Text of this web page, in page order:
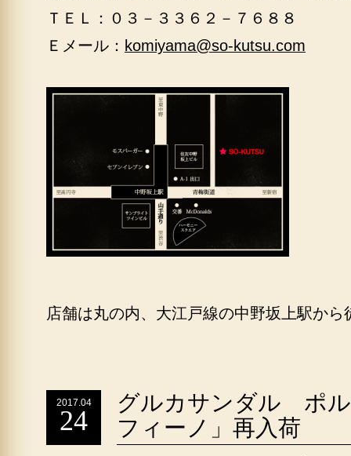
ＴＥＬ：０３－３３６２－７６８８
Ｅメール： komiyama@so-kutsu.com
店舗は丸の内、大江戸線の中野坂上駅から
2017.04
24
グルカサンダル ポ
フィーノ」再入荷